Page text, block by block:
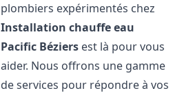
plombiers expérimentés chez
Installation chauffe eau
Pacific Béziers est là pour vous
aider. Nous offrons une gamme
de services pour répondre à vos